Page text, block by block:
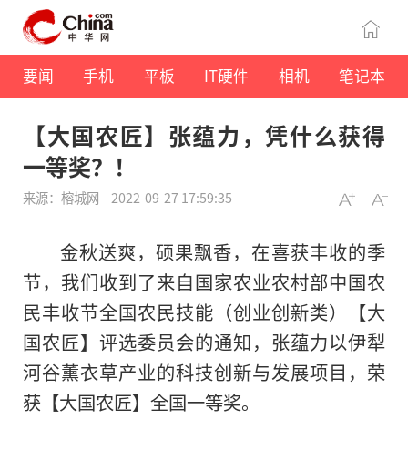
要闻 手机 平板 IT硬件 相机 笔记本
【大国农匠】张蕴力，凭什么获得
一等奖？！
来源：榕城网 2022-09-27 17:59:35
金秋送爽，硕果飘香，在喜获丰收的季
节，我们收到了来自国家农业农村部中国农
民丰收节全国农民技能（创业创新类）【大
国农匠】评选委员会的通知，张蕴力以伊犁
河谷薰衣草产业的科技创新与发展项目，荣
获【大国农匠】全国一等奖。